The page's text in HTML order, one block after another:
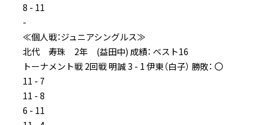
8 - 11
-
≪個人戦：ジュニアシングルス≫
北代 寿珠 2年 (益田中) 成績： ベスト16
トーナメント戦 2回戦 明誠 3 - 1 伊東（白子） 勝敗： 〇
11 - 7
11 - 8
6 - 11